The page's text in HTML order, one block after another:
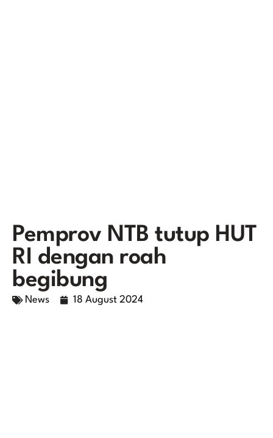
Pemprov NTB tutup HUT
RI dengan roah
begibung
News 18 August 2024